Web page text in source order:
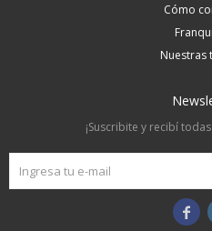
Cómo
Nuestras
¡Suscribite y recibí
